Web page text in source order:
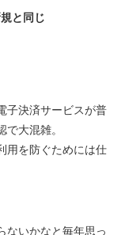
と同じ
子決済サービスが普
で大混雑。
用を防ぐためには仕
ないかなと毎年思っ